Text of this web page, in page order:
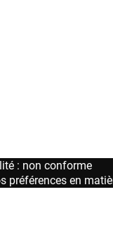
: non conforme
préférences en